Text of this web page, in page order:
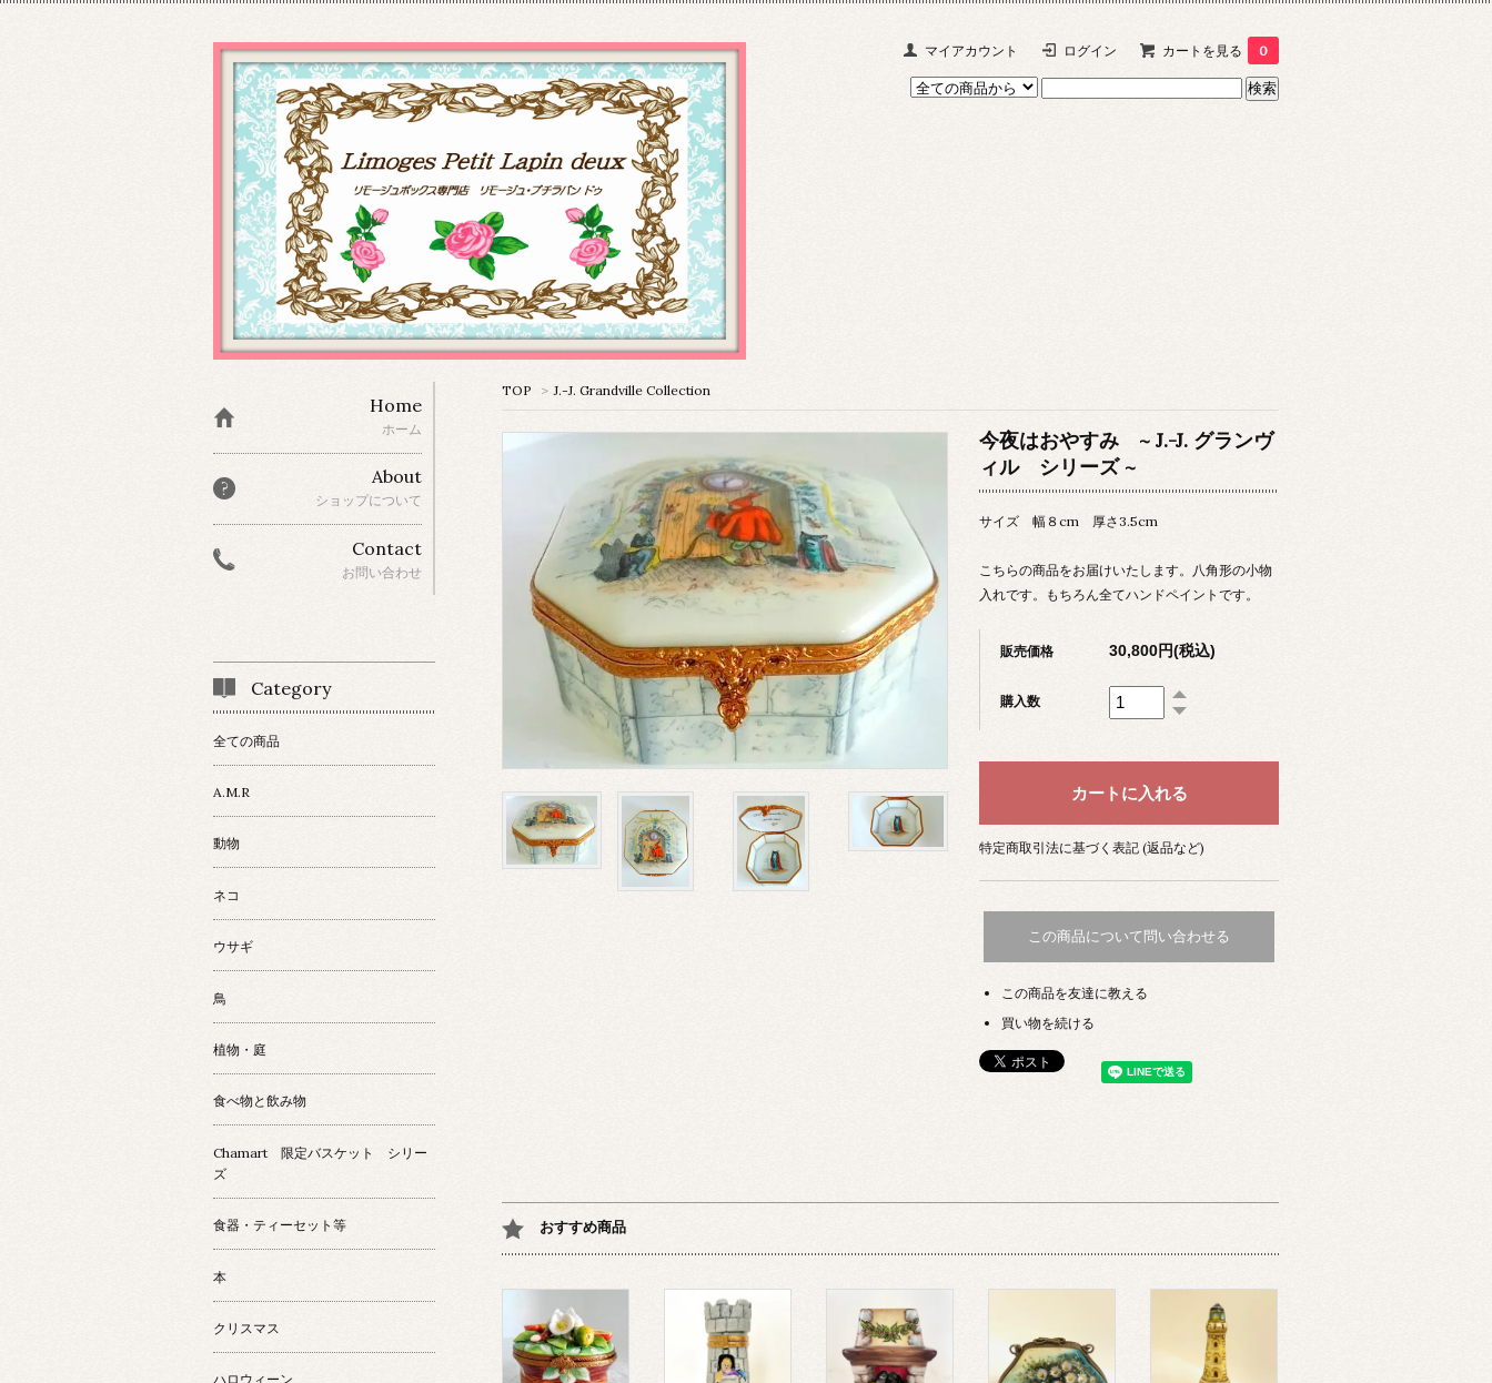
マイアカウント ログイン カートを見る 0
TOP > J.-J. Grandville Collection
今夜はおやすみ ~ J.-J. グランヴ
ィル シリーズ ~
サイズ 幅８cm 厚さ3.5cm
こちらの商品をお届けいたします。八角形の小物
入れです。もちろん全てハンドペイントです。
販売価格 30,800円(税込)
購入数
特定商取引法に基づく表記 (返品など)
この商品について問い合わせる
この商品を友達に教える
買い物を続ける
おすすめ商品
Home
ホーム
About
ショップについて
Contact
お問い合わせ
Category
全ての商品
A.M.R
動物
ネコ
ウサギ
鳥
植物・庭
食べ物と飲み物
Chamart 限定バスケット シリー
ズ
食器・ティーセット等
本
クリスマス
ハロウィーン